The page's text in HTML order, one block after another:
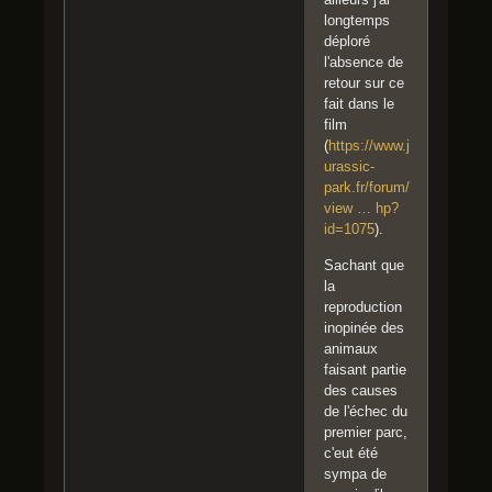
longtemps
déploré
l'absence de
retour sur ce
fait dans le
film
(https://www.j
urassic-
park.fr/forum/
view … hp?
id=1075).
Sachant que
la
reproduction
inopinée des
animaux
faisant partie
des causes
de l'échec du
premier parc,
c'eut été
sympa de